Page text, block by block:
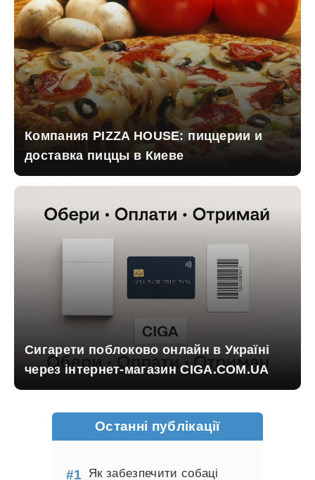
Компания PIZZA HOUSE: пиццерии и
доставка пиццы в Киеве
Сигарети поблоково онлайн в Україні
через інтернет-магазин CIGA.COM.UA
Останні публікації
Як забезпечити собаці